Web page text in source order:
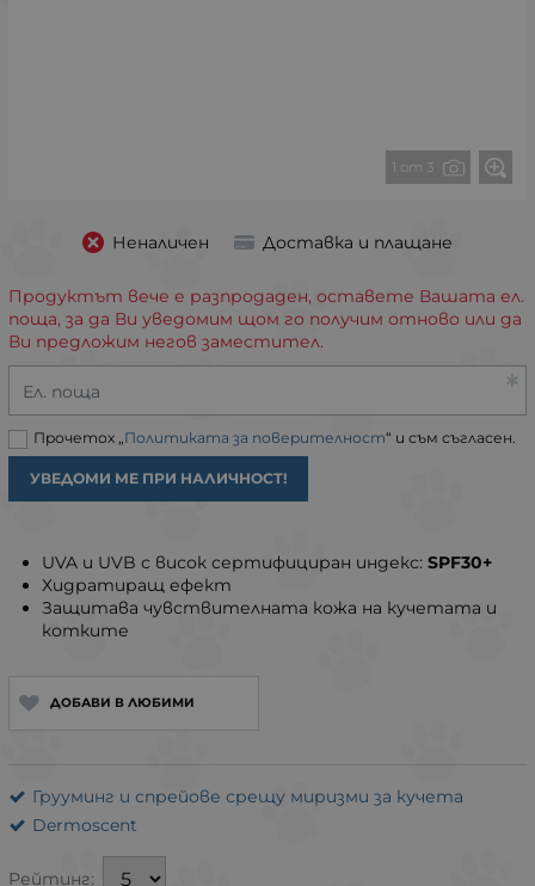
1 от 3
Неналичен Доставка и плащане
Продуктът вече е разпродаден, оставете Вашата ел.
поща, за да Ви уведомим щом го получим отново или да
Ви предложим негов заместител.
Ел. поща
Прочетох „Политиката за поверителност“ и съм съгласен.
УВЕДОМИ МЕ ПРИ НАЛИЧНОСТ!
ДОБАВИ В ЛЮБИМИ
Грууминг и спрейове срещу миризми за кучета
Dermoscent
Рейтинг:
UVA и UVB с висок сертифициран индекс: SPF30+
Хидратиращ ефект
Защитава чувствителната кожа на кучетата и
котките